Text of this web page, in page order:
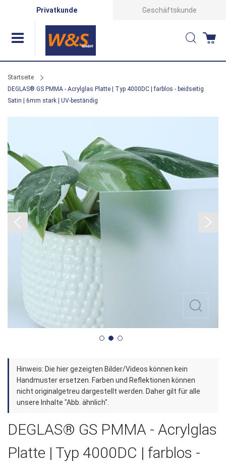
Privatkunde Geschäftskunde
Suche
Startseite
DEGLAS® GS PMMA - Acrylglas Platte | Typ 4000DC | farblos - beidseitig
Satin | 6mm stark | UV-beständig
Ende
der
Bildergalerie
springen
Zum
Anfang
der
Bildergalerie
Hinweis: Die hier gezeigten Bilder/Videos können kein
Handmuster ersetzen. Farben und Reflektionen können
nicht originalgetreu dargestellt werden. Daher gilt für alle
unsere Inhalte "Abb. ähnlich".
DEGLAS® GS PMMA - Acrylglas
Platte | Typ 4000DC | farblos -